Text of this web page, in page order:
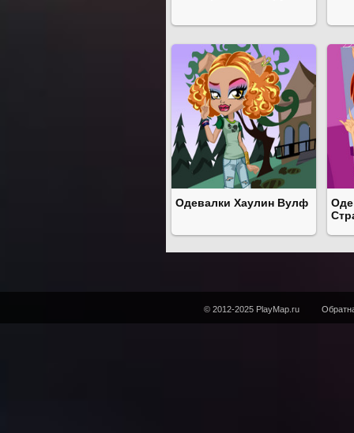
Одевалки Хаулин Вулф
© 2012-2025 PlayMap.ru